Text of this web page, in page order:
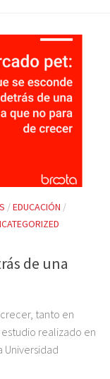
/EDUCACIÓN /
de una
tanto en
realizado en
Universidad